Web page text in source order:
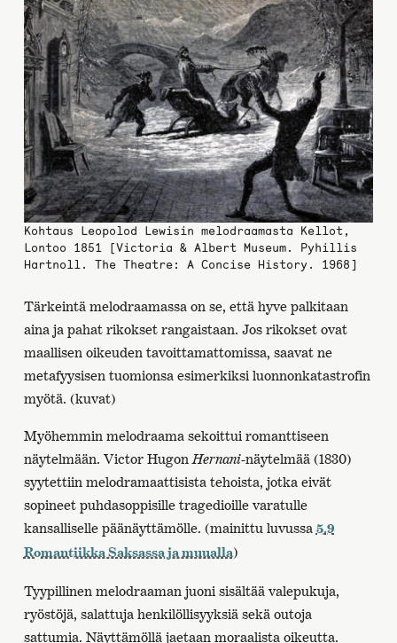
Kohtaus Leopolod Lewisin melodraamasta Kellot,
Lontoo 1851 [Victoria & Albert Museum. Pyhillis
Hartnoll. The Theatre: A Concise History. 1968]
Tärkeintä melodraamassa on se, että hyve palkitaan
aina ja pahat rikokset rangaistaan. Jos rikokset ovat
maallisen oikeuden tavoittamattomissa, saavat ne
metafyysisen tuomionsa esimerkiksi luonnonkatastrofin
myötä. (kuvat)
Myöhemmin melodraama sekoittui romanttiseen
näytelmään. Victor Hugon Hernani-näytelmää (1830)
syytettiin melodramaattisista tehoista, jotka eivät
sopineet puhdasoppisille tragedioille varatulle
kansalliselle päänäyttämölle. (mainittu luvussa 5.9
Romantiikka Saksassa ja muualla)
Tyypillinen melodraaman juoni sisältää valepukuja,
ryöstöjä, salattuja henkilöllisyyksiä sekä outoja
sattumia. Näyttämöllä jaetaan moraalista oikeutta.